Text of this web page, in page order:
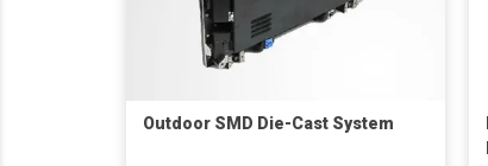
Outdoor SMD Die-Cast System